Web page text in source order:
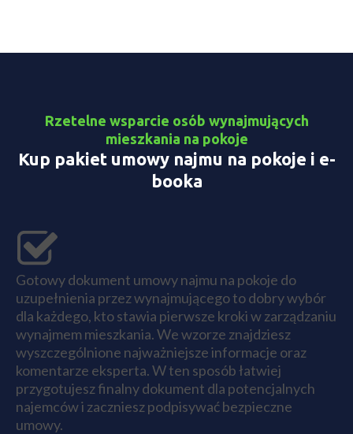
Rzetelne wsparcie osób wynajmujących
mieszkania na pokoje
Kup pakiet umowy najmu na pokoje i e-
booka
Gotowy dokument umowy najmu na pokoje do
uzupełnienia przez wynajmującego to dobry wybór
dla każdego, kto stawia pierwsze kroki w zarządzaniu
wynajmem mieszkania. We wzorze znajdziesz
wyszczególnione najważniejsze informacje oraz
komentarze eksperta. W ten sposób łatwiej
przygotujesz finalny dokument dla potencjalnych
najemców i zaczniesz podpisywać bezpieczne
umowy.